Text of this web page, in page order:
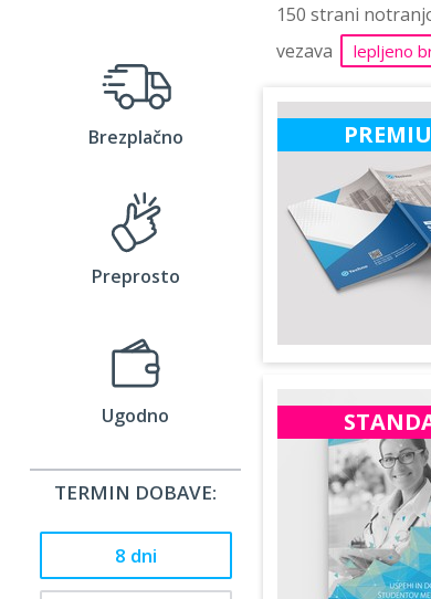
Brezplačno
Preprosto
Ugodno
TERMIN DOBAVE:
8 dni
150 strani
vezava
lepljeno